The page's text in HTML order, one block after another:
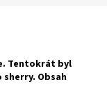
Tentokrát byl
sherry. Obsah